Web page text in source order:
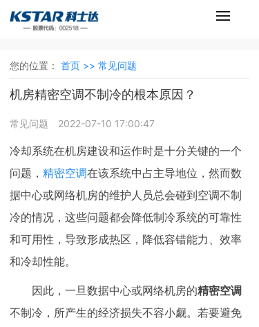
您的位置： 首页 >> 常见问题
机房精密空调不制冷的根本原因？
常见问题 2022-07-10 17:00:47
冷却系统在机房建设和运作时是十分关键的一个
问题， 精密空调在该系统中占主导地位，然而数
据中心或网络机房的维护人员总会碰到空调不制
冷的情况，这些问题都会降低制冷系统的可靠性
和可用性，导致形成热区，降低容错能力、效率
和冷却性能。
因此，一旦数据中心或网络机房的精密空调
不制冷，所产生的经济损失不容小觑。若要避免